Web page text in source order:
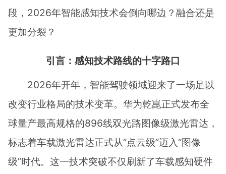
段，2026年智能感知技术会倒向哪边？融合还是
更加分裂？
引言：感知技术路线的十字路口
2026年开年，智能驾驶领域迎来了一场足以
改变行业格局的技术变革。华为乾崑正式发布全
球量产最高规格的896线双光路图像级激光雷达，
标志着车载激光雷达正式从“点云级”迈入“图像
级”时代。这一技术突破不仅刷新了车载感知硬件